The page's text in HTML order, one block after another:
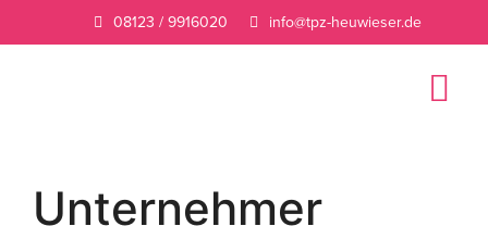
08123 / 9916020 info@tpz-heuwieser.de
Unternehmer